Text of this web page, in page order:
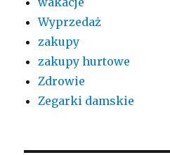
Wyprzedaż
zakupy
zakupy hurtowe
Zdrowie
Zegarki damskie